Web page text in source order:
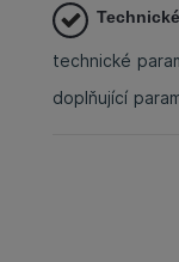
technické
doplňující